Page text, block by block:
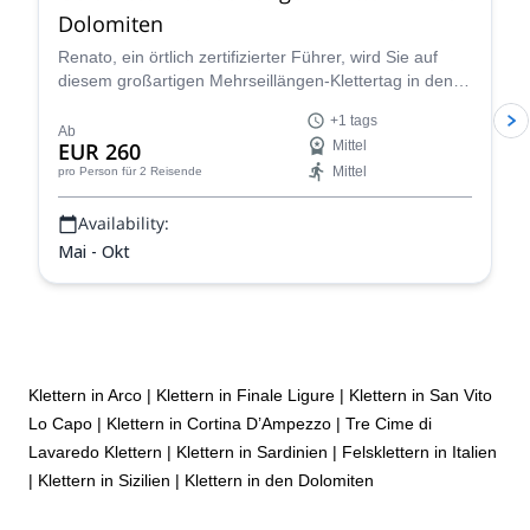
Dolomiten
Renato, ein örtlich zertifizierter Führer, wird Sie auf
diesem großartigen Mehrseillängen-Klettertag in den
Ab
EUR 260
pro Person für 2 Reisende
+1 tags
Mittel
Mittel
Availability:
Mai - Okt
Klettern in Arco | Klettern in Finale Ligure | Klettern in San Vito
Lo Capo | Klettern in Cortina D’Ampezzo | Tre Cime di
Lavaredo Klettern | Klettern in Sardinien | Felsklettern in Italien
| Klettern in Sizilien | Klettern in den Dolomiten